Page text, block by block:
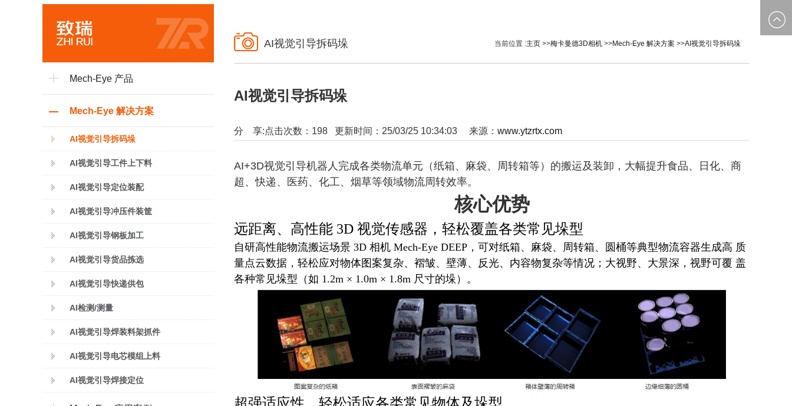
Mech-Eye 产品
Mech-Eye 解决方案
AI视觉引导拆码垛
AI视觉引导工件上下料
AI视觉引导定位装配
AI视觉引导冲压件装筐
AI视觉引导钢板加工
AI视觉引导货品拣选
AI视觉引导快递供包
AI检测/测量
AI视觉引导焊装料架抓件
AI视觉引导电芯模组上料
AI视觉引导焊接定位
AI视觉引导拆码垛 当前位置 :主页 >>梅卡曼德3D相机 >>Mech-Eye 解决方案 >>AI视觉引导拆码垛
AI视觉引导拆码垛
点击次数： 198 更新时间：25/03/25 10:34:03 来源： www.ytzrtx.com
分 享:
AI+3D视觉引导机器人完成各类物流单元（纸箱、麻袋、周转箱等）的搬运及装卸，大幅提升食品、日化、商
超、快递、医药、化工、烟草等领域物流周转效率。
核心优势
远距离、高性能 3D 视觉传感器，轻松覆盖各类常见垛型
自研高性能物流搬运场景 3D 相机 Mech-Eye DEEP，可对纸箱、 麻袋、周转箱、圆桶等典型物流容器生成高 质
量点云数据，轻松应对物体图案复杂、褶皱、壁薄、反光、内容物复杂等情况；大视野、大景深，视野可覆 盖
各种常见垛型（如 1.2m × 1.0m × 1.8m 尺寸的垛）。
超强适应性，轻松适应各类常见物体及垛型
0535-
邮箱：